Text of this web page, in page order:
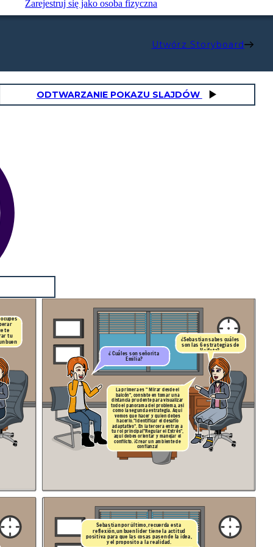
Zarejestruj się jako osoba fizyczna
Utwórz Storyboard
ODTWARZANIE POKAZU SLAJDÓW
¿ Cuáles son señorita
Emilia?
Sebastian por último, recuerda esta
reflexión, un buen lider tiene la actitud
positiva para que las cosas pasen de la idea,
y el proposito a la realidad.
te
tu
buen ¿Sebastian sabes cuáles
son las 6 estrategias de
Heifetz?
La primera es" Mirar desde el
balcón",consiste en tomar una
distancia prudente para visualizar
todo el panorama del problema, asi
comola segunda estrategia. Aqui
vemos que hacer y quien debes
hacerlo."Identificar el desafío
adaptativo". En la terceraentras a
tu rol principal"Regular elEstrés",
aqui debes orientar y manejar el
conflicto. ¡Crear un ambiente de
confianza!